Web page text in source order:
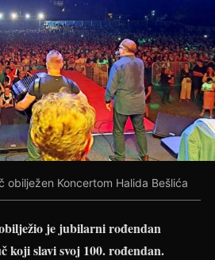
obilježen Koncertom Halida Bešlića
je jubilarni rođendan
koji slavi svoj 100. rođendan.